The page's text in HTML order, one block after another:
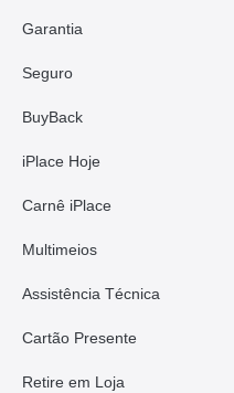
Garantia
Seguro
BuyBack
iPlace Hoje
Carnê iPlace
Multimeios
Assistência Técnica
Cartão Presente
Retire em Loja